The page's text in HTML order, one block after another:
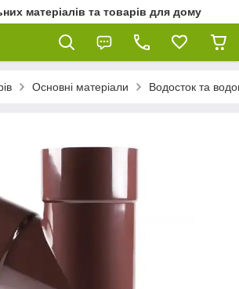
матеріалів та товарів для дому
Основні матеріали Водосток та